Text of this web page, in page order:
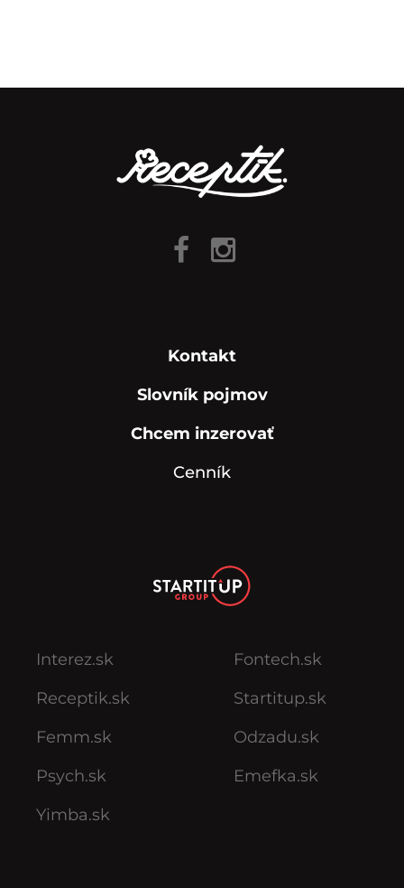
Kontakt
Slovník pojmov
Chcem inzerovať
Cenník
Interez.sk
Receptik.sk
Femm.sk
Psych.sk
Yimba.sk
Fontech.sk
Startitup.sk
Odzadu.sk
Emefka.sk